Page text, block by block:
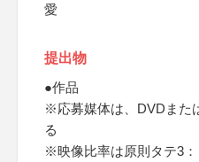
愛
提出物
●作品
※応募媒体は、DVDまた
る
※映像比率は原則タテ3：